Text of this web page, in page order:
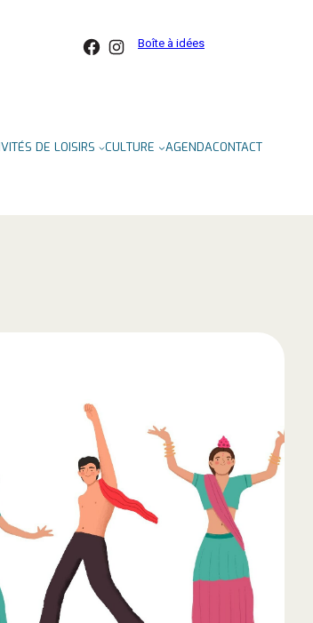
Facebook
Instagram
Boîte à idées
DE LOISIRS CULTURE AGENDACONTACT
Outlook Live